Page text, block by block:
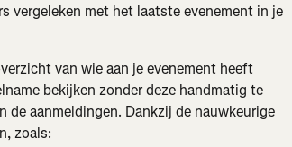
vergeleken met het laatste evenement in je
van wie aan je evenement heeft
bekijken zonder deze handmatig te
aanmeldingen. Dankzij de nauwkeurige
zoals: